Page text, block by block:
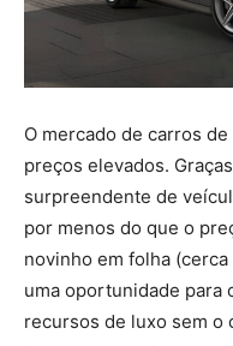
O mercado de carros
preços elevados.
surpreendente de
por menos do que o
novinho em folha
uma oportunidade para
recursos de luxo sem o